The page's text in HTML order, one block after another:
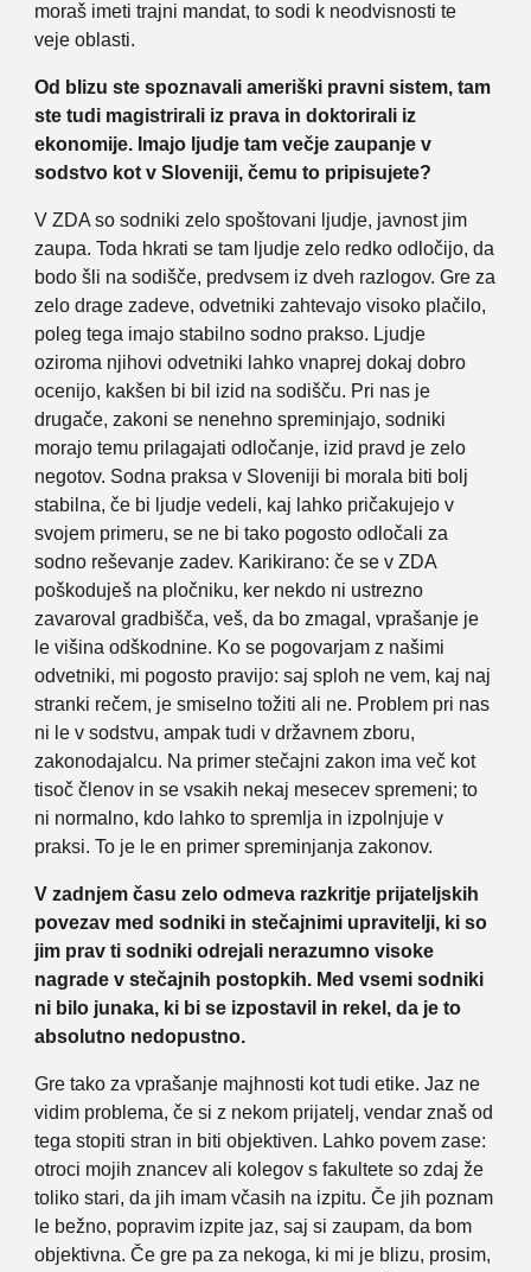
moraš imeti trajni mandat, to sodi k neodvisnosti te
veje oblasti.
Od blizu ste spoznavali ameriški pravni sistem, tam
ste tudi magistrirali iz prava in doktorirali iz
ekonomije. Imajo ljudje tam večje zaupanje v
sodstvo kot v Sloveniji, čemu to pripisujete?
V ZDA so sodniki zelo spoštovani ljudje, javnost jim
zaupa. Toda hkrati se tam ljudje zelo redko odločijo, da
bodo šli na sodišče, predvsem iz dveh razlogov. Gre za
zelo drage zadeve, odvetniki zahtevajo visoko plačilo,
poleg tega imajo stabilno sodno prakso. Ljudje
oziroma njihovi odvetniki lahko vnaprej dokaj dobro
ocenijo, kakšen bi bil izid na sodišču. Pri nas je
drugače, zakoni se nenehno spreminjajo, sodniki
morajo temu prilagajati odločanje, izid pravd je zelo
negotov. Sodna praksa v Sloveniji bi morala biti bolj
stabilna, če bi ljudje vedeli, kaj lahko pričakujejo v
svojem primeru, se ne bi tako pogosto odločali za
sodno reševanje zadev. Karikirano: če se v ZDA
poškoduješ na pločniku, ker nekdo ni ustrezno
zavaroval gradbišča, veš, da bo zmagal, vprašanje je
le višina odškodnine. Ko se pogovarjam z našimi
odvetniki, mi pogosto pravijo: saj sploh ne vem, kaj naj
stranki rečem, je smiselno tožiti ali ne. Problem pri nas
ni le v sodstvu, ampak tudi v državnem zboru,
zakonodajalcu. Na primer stečajni zakon ima več kot
tisoč členov in se vsakih nekaj mesecev spremeni; to
ni normalno, kdo lahko to spremlja in izpolnjuje v
praksi. To je le en primer spreminjanja zakonov.
V zadnjem času zelo odmeva razkritje prijateljskih
povezav med sodniki in stečajnimi upravitelji, ki so
jim prav ti sodniki odrejali nerazumno visoke
nagrade v stečajnih postopkih. Med vsemi sodniki
ni bilo junaka, ki bi se izpostavil in rekel, da je to
absolutno nedopustno.
Gre tako za vprašanje majhnosti kot tudi etike. Jaz ne
vidim problema, če si z nekom prijatelj, vendar znaš od
tega stopiti stran in biti objektiven. Lahko povem zase:
otroci mojih znancev ali kolegov s fakultete so zdaj že
toliko stari, da jih imam včasih na izpitu. Če jih poznam
le bežno, popravim izpite jaz, saj si zaupam, da bom
objektivna. Če gre pa za nekoga, ki mi je blizu, prosim,